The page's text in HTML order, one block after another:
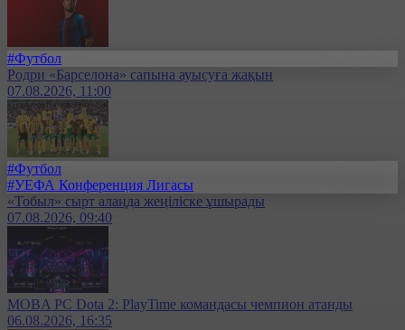
#Футбол
Родри «Барселона» сапына ауысуға жақын
07.08.2026, 11:00
#Футбол
#УЕФА Конференция Лигасы
«Тобыл» сырт алаңда жеңіліске ұшырады
07.08.2026, 09:40
MOBA PC Dota 2: PlayTime командасы чемпион атанды
06.08.2026, 16:35